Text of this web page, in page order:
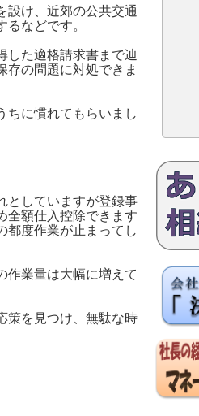
設け、近郊の公共交通
などです。
した適格請求書まで辿
存の問題に対処できま
ちに慣れてもらいまし
としていますが登録事
全額仕入控除できます
都度作業が止まってし
作業量は大幅に増えて
策を見つけ、無駄な時